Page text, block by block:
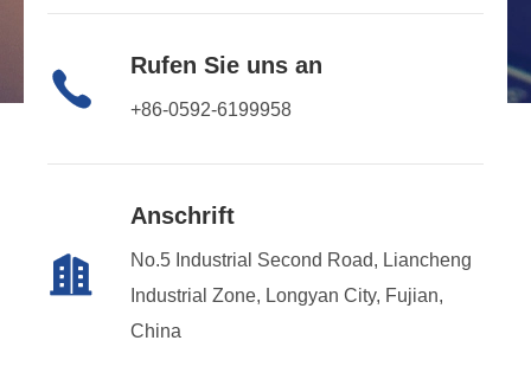
 Rufen Sie uns an
+86-0592-6199958

Anschrift
No.5 Industrial Second Road, Liancheng
Industrial Zone, Longyan City, Fujian,
China